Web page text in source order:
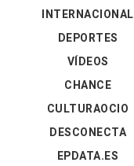
INTERNACIONAL
DEPORTES
VÍDEOS
CHANCE
CULTURAOCIO
DESCONECTA
EPDATA.ES